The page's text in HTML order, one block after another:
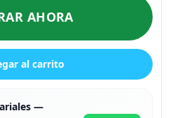
AHORA
al carrito
—